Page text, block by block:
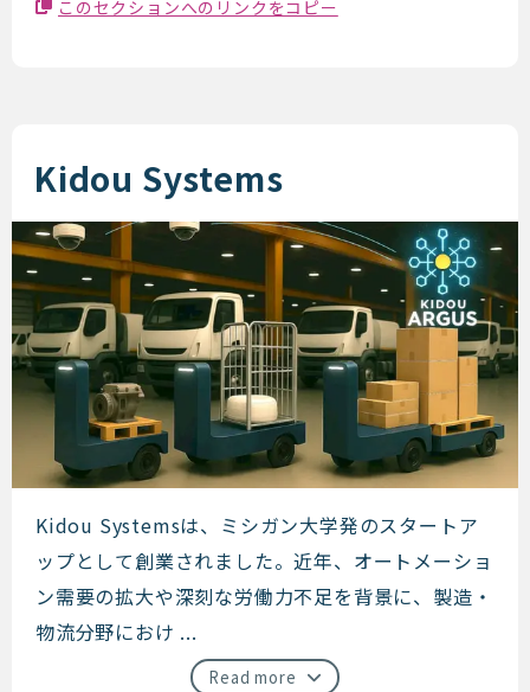
このセクションへのリンクをコピー
Kidou Systems
Kidou Systems
Kidou Systemsは、ミシガン大学発のスタートア
ップとして創業されました。近年、オートメーショ
ン需要の拡大や深刻な労働力不足を背景に、製造・
物流分野におけ ...
Read more